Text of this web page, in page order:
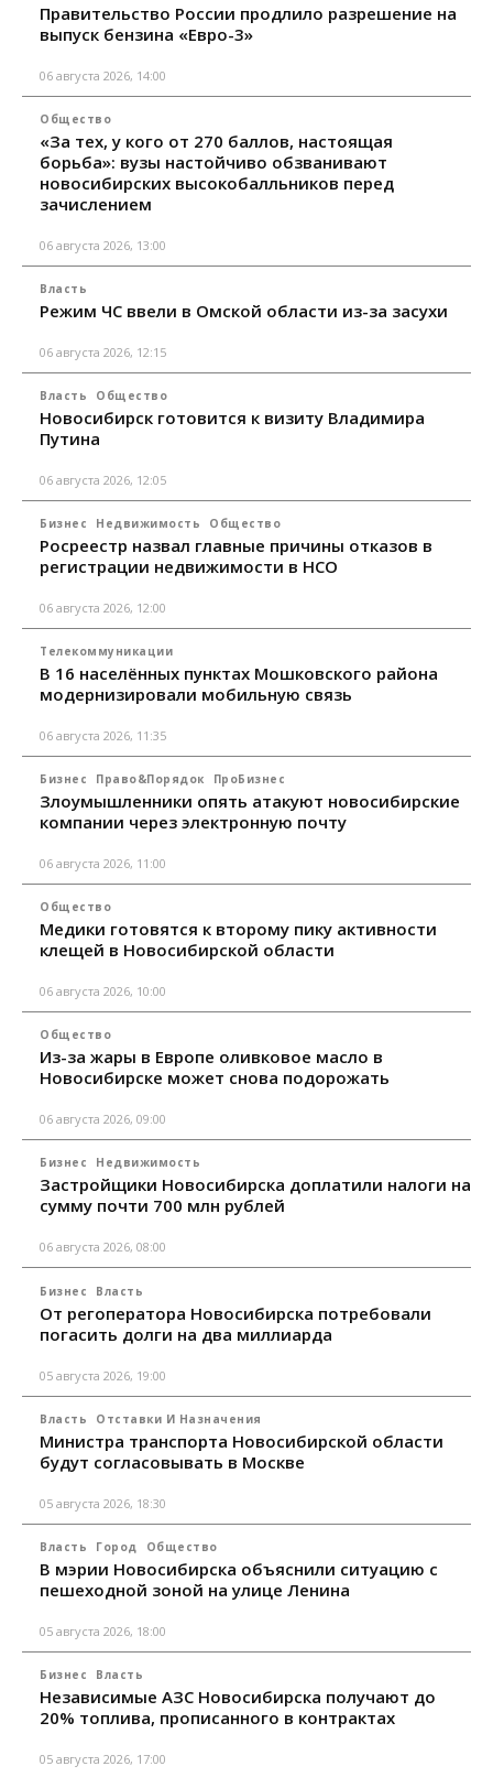
Правительство России продлило разрешение на
выпуск бензина «Евро-3»
06 августа 2026, 14:00
Общество
«За тех, у кого от 270 баллов, настоящая
борьба»: вузы настойчиво обзванивают
новосибирских высокобалльников перед
зачислением
06 августа 2026, 13:00
Власть
Режим ЧС ввели в Омской области из-за засухи
06 августа 2026, 12:15
Власть Общество
Новосибирск готовится к визиту Владимира
Путина
06 августа 2026, 12:05
Бизнес Недвижимость Общество
Росреестр назвал главные причины отказов в
регистрации недвижимости в НСО
06 августа 2026, 12:00
Телекоммуникации
В 16 населённых пунктах Мошковского района
модернизировали мобильную связь
06 августа 2026, 11:35
Бизнес Право&Порядок ПроБизнес
Злоумышленники опять атакуют новосибирские
компании через электронную почту
06 августа 2026, 11:00
Общество
Медики готовятся к второму пику активности
клещей в Новосибирской области
06 августа 2026, 10:00
Общество
Из-за жары в Европе оливковое масло в
Новосибирске может снова подорожать
06 августа 2026, 09:00
Бизнес Недвижимость
Застройщики Новосибирска доплатили налоги на
сумму почти 700 млн рублей
06 августа 2026, 08:00
Бизнес Власть
От регоператора Новосибирска потребовали
погасить долги на два миллиарда
05 августа 2026, 19:00
Власть Отставки И Назначения
Министра транспорта Новосибирской области
будут согласовывать в Москве
05 августа 2026, 18:30
Власть Город Общество
В мэрии Новосибирска объяснили ситуацию с
пешеходной зоной на улице Ленина
05 августа 2026, 18:00
Бизнес Власть
Независимые АЗС Новосибирска получают до
20% топлива, прописанного в контрактах
05 августа 2026, 17:00